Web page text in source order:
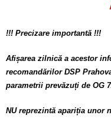
!!! Precizare importantă !!!
Afișarea zilnică a acestor
recomandărilor DSP
parametrii prevăzuți de OG
NU reprezintă apariția unor